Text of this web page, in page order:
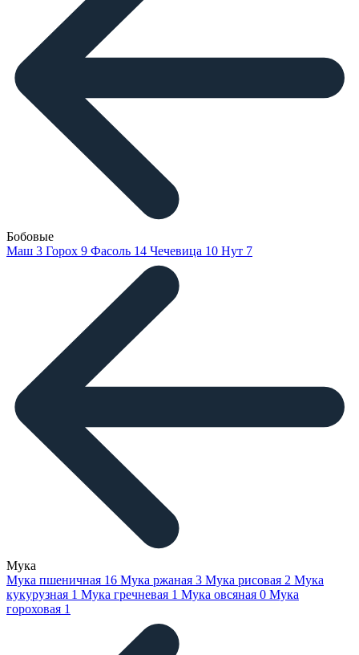
Бобовые
Маш 3 Горох 9 Фасоль 14 Чечевица 10 Нут 7
Мука
Мука пшеничная 16 Мука ржаная 3 Мука рисовая 2 Мука
кукурузная 1 Мука гречневая 1 Мука овсяная 0 Мука
гороховая 1